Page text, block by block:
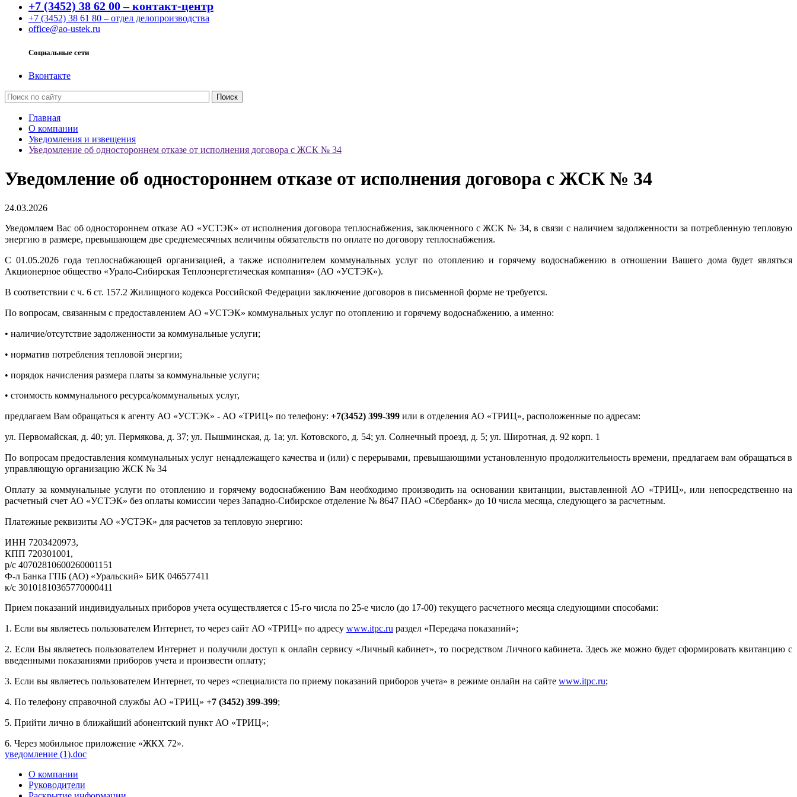
+7 (3452) 38 62 00 – контакт-центр
+7 (3452) 38 61 80 – отдел делопроизводства
office@ao-ustek.ru
Социальные сети
Вконтакте
Главная
О компании
Уведомления и извещения
Уведомление об одностороннем отказе от исполнения договора с ЖСК № 34
Уведомление об одностороннем отказе от исполнения договора с ЖСК № 34
24.03.2026
Уведомляем Вас об одностороннем отказе АО «УСТЭК» от исполнения договора теплоснабжения, заключенного с ЖСК № 34, в связи с наличием задолженности за потребленную тепловую
энергию в размере, превышающем две среднемесячных величины обязательств по оплате по договору теплоснабжения.
С 01.05.2026 года теплоснабжающей организацией, а также исполнителем коммунальных услуг по отоплению и горячему водоснабжению в отношении Вашего дома будет являться
Акционерное общество «Урало-Сибирская Теплоэнергетическая компания» (АО «УСТЭК»).
В соответствии с ч. 6 ст. 157.2 Жилищного кодекса Российской Федерации заключение договоров в письменной форме не требуется.
По вопросам, связанным с предоставлением АО «УСТЭК» коммунальных услуг по отоплению и горячему водоснабжению, а именно:
• наличие/отсутствие задолженности за коммунальные услуги;
• норматив потребления тепловой энергии;
• порядок начисления размера платы за коммунальные услуги;
• стоимость коммунального ресурса/коммунальных услуг,
предлагаем Вам обращаться к агенту АО «УСТЭК» - АО «ТРИЦ» по телефону: +7(3452) 399-399 или в отделения АО «ТРИЦ», расположенные по адресам:
ул. Первомайская, д. 40; ул. Пермякова, д. 37; ул. Пышминская, д. 1а; ул. Котовского, д. 54; ул. Солнечный проезд, д. 5; ул. Широтная, д. 92 корп. 1
По вопросам предоставления коммунальных услуг ненадлежащего качества и (или) с перерывами, превышающими установленную продолжительность времени, предлагаем вам обращаться в
управляющую организацию ЖСК № 34
Оплату за коммунальные услуги по отоплению и горячему водоснабжению Вам необходимо производить на основании квитанции, выставленной АО «ТРИЦ», или непосредственно на
расчетный счет АО «УСТЭК» без оплаты комиссии через Западно-Сибирское отделение № 8647 ПАО «Сбербанк» до 10 числа месяца, следующего за расчетным.
Платежные реквизиты АО «УСТЭК» для расчетов за тепловую энергию:
ИНН 7203420973,
КПП 720301001,
р/с 40702810600260001151
Ф-л Банка ГПБ (АО) «Уральский» БИК 046577411
к/с 30101810365770000411
Прием показаний индивидуальных приборов учета осуществляется с 15-го числа по 25-е число (до 17-00) текущего расчетного месяца следующими способами:
1. Если вы являетесь пользователем Интернет, то через сайт АО «ТРИЦ» по адресу www.itpc.ru раздел «Передача показаний»;
2. Если Вы являетесь пользователем Интернет и получили доступ к онлайн сервису «Личный кабинет», то посредством Личного кабинета. Здесь же можно будет сформировать квитанцию с
введенными показаниями приборов учета и произвести оплату;
3. Если вы являетесь пользователем Интернет, то через «специалиста по приему показаний приборов учета» в режиме онлайн на сайте www.itpc.ru;
4. По телефону справочной службы АО «ТРИЦ» +7 (3452) 399-399;
5. Прийти лично в ближайший абонентский пункт АО «ТРИЦ»;
6. Через мобильное приложение «ЖКХ 72».
уведомление (1).doc
О компании
Руководители